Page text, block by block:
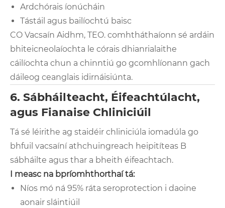
Ardchórais íonúcháin
Tástáil agus bailíochtú baisc
CO Vacsaín Aidhm, TEO. comhtháthaíonn sé ardáin
bhiteicneolaíochta le córais dhianrialaithe
cáilíochta chun a chinntiú go gcomhlíonann gach
dáileog ceanglais idirnáisiúnta.
6. Sábháilteacht, Éifeachtúlacht,
agus Fianaise Chliniciúil
Tá sé léirithe ag staidéir chliniciúla iomadúla go
bhfuil vacsaíní athchuingreach heipitíteas B
sábháilte agus thar a bheith éifeachtach.
I measc na bpríomhthorthaí tá:
Níos mó ná 95% ráta seroprotection i daoine
aonair sláintiúil